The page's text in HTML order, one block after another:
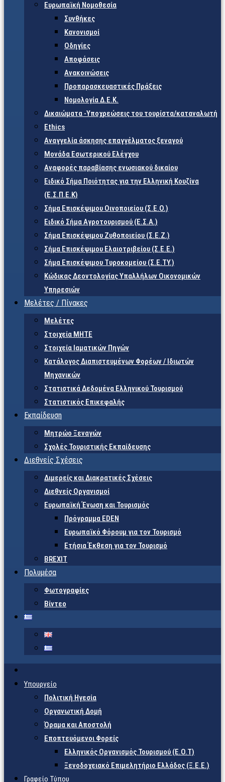
Ευρωπαϊκή Νομοθεσία
Συνθήκες
Κανονισμοί
Οδηγίες
Αποφάσεις
Ανακοινώσεις
Προπαρασκευαστικές Πράξεις
Νομολογία Δ.Ε.Κ.
Δικαιώματα -Υποχρεώσεις του τουρίστα/καταναλωτή
Ethics
Αναγγελία άσκησης επαγγέλματος ξεναγού
Μονάδα Εσωτερικού Ελέγχου
Αναφορές παραβίασης ενωσιακού δικαίου
Ειδικό Σήμα Ποιότητας για την Ελληνική Κουζίνα
(Ε.Σ.Π.Ε.Κ)
Σήμα Επισκέψιμου Οινοποιείου (Σ.Ε.Ο.)
Ειδικό Σήμα Αγροτουρισμού (Ε.Σ.Α.)
Σήμα Επισκέψιμου Ζυθοποιείου (Σ.Ε.Ζ.)
Σήμα Επισκέψιμου Ελαιοτριβείου (Σ.Ε.Ε.)
Σήμα Επισκέψιμου Τυροκομείου (Σ.Ε.TY.)
Κώδικας Δεοντολογίας Υπαλλήλων Οικονομικών
Υπηρεσιών
Μελέτες / Πίνακες
Μελέτες
Στοιχεία ΜΗΤΕ
Στοιχεία Ιαματικών Πηγών
Κατάλογος Διαπιστευμένων Φορέων / Ιδιωτών
Μηχανικών
Στατιστικά Δεδομένα Ελληνικού Τουρισμού
Στατιστικός Επικεφαλής
Εκπαίδευση
Μητρώο Ξεναγών
Σχολές Τουριστικής Εκπαίδευσης
Διεθνείς Σχέσεις
Διμερείς και Διακρατικές Σχέσεις
Διεθνείς Οργανισμοί
Ευρωπαϊκή Ένωση και Τουρισμός
Πρόγραμμα EDEN
Ευρωπαϊκό Φόρουμ για τον Τουρισμό
Ετήσια Έκθεση για τον Τουρισμό
BREXIT
Πολυμέσα
Φωτογραφίες
Βίντεο
Υπουργείο
Πολιτική Ηγεσία
Οργανωτική Δομή
Όραμα και Αποστολή
Εποπτευόμενοι Φορείς
Eλληνικός Οργανισμός Τουρισμού (Ε.Ο.Τ)
Ξενοδοχειακό Επιμελητήριο Ελλάδος (Ξ.Ε.Ε.)
Γραφείο Τύπου